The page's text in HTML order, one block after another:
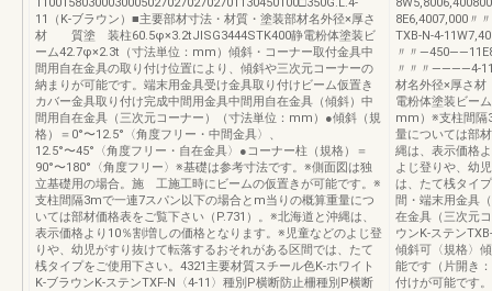
11（K-ブラウン）■主要部材寸法・材質・塗装部材名外径×厚さ
材 質塗 装柱60.5φ×3.2tJISG3444STK400静電粉体塗装ビ
ーム42.7φ×2.3t（寸法単位：mm）傾斜・コーナー取付金具中
間用自在金具の取り付け位置により、傾斜や三次元コーナーの
納まりが可能です。端末用金具受け金具取り付けビーム仮置き
カバー金具取り付け完成中間用金具中間用自在金具（傾斜）中
間用自在金具（三次元コーナー）（寸法単位：mm）●傾斜（規
格）＝0°〜12.5°〈角度フリー・中間金具〉、
12.5°〜45°〈角度フリー・自在金具〉●コーナー柱（規格）＝
90°〜180°〈角度フリー〉※基礎は参考寸法です。※側面図は独
立基礎用の場合。施 工施工時にビームの仮置きが可能です。※
支柱間隔3mで一連7スパン以下の場合とm当りの概算重量につ
いては部材価格表をご覧下さい（P.731）。※北海道と沖縄は、
表示価格より10％割増しの価格となります。※児童などのよじ登
りや、幼児がすり抜けて転落するおそれがある区間では、たて
桟タイプをご使用下さい。4321主要材質スチール色K-ホワイト
K-ブラウンK-ステンTXF-N〈4-11〉種別P横断防止柵種別P横断
8E6,4007,000
TXB-N-4-
〃〃
〃〃〃————4-
材名外径×厚さ
電粉体塗装ビー
mm）※支柱間隔
量については部
縄は、表示価格
よじ登りや、幼
は、たて桟タイ
間・端末用金具
在金具（三次元
ウンK-ステン
傾斜可〈規格〉
能です（片開き
付けが可能です